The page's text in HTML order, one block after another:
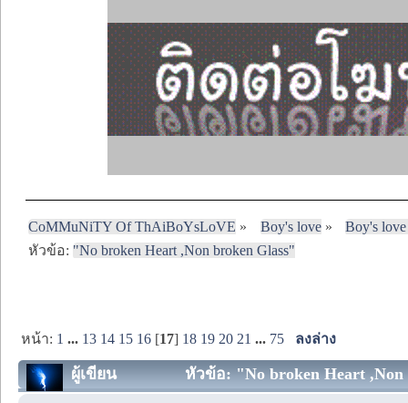
CoMMuNiTY Of ThAiBoYsLoVE » Boy's love»
Boy's
หัวข้อ: "No broken Heart ,Non broken Glass"
หน้า: 1 ... 13 14 15 16 [17] 18 19 20 21 ... 75 ลงล่าง
ผู้เขียน หัวข้อ: "No broken Heart ,Non